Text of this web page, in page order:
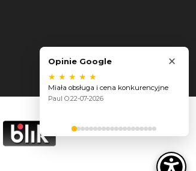
Opinie Google ×
★ ★ ★ ★ ★
Miała obsługa i cena konkurencyjne
Paul O.22-07-2026